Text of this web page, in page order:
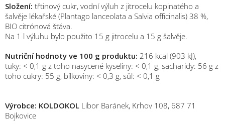
Složení: třtinový cukr, vodní výluh z jitrocelu kopinatého a
šalvěje lékařské (Plantago lanceolata a Salvia officinalis) 38 %,
BIO citrónová šťáva.
Na 1 l výluhu bylo použito 15 g jitrocelu a 15 g šalvěje.
Nutriční hodnoty ve 100 g produktu: 216 kcal (903 kJ),
tuky: < 0,1 g z toho nasycené kyseliny: < 0,1 g, sacharidy: 56 g z
toho cukry: 55 g, bílkoviny: < 0,3 g, sůl: < 0,1 g
Výrobce: KOLDOKOL Libor Baránek, Krhov 108, 687 71
Bojkovice